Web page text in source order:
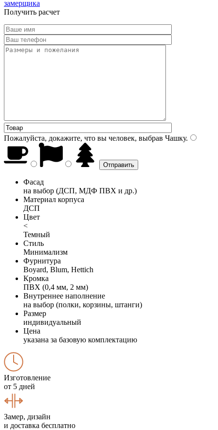
замерщика
Получить расчет
Пожалуйста, докажите, что вы человек, выбрав Чашку.
Фасад
на выбор (ДСП, МДФ ПВХ и др.)
Материал корпуса
ДСП
Цвет
<
Темный
Стиль
Минимализм
Фурнитура
Boyard, Blum, Hettich
Кромка
ПВХ (0,4 мм, 2 мм)
Внутреннее наполнение
на выбор (полки, корзины, штанги)
Размер
индивидуальный
Цена
указана за базовую комплектацию
Изготовление
от 5 дней
Замер, дизайн
и доставка бесплатно